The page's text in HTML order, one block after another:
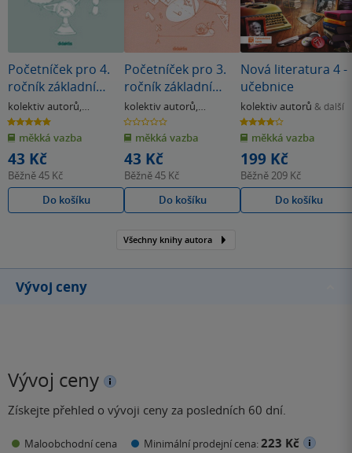
Početníček pro 4.
ročník základní
školy
kolektiv autorů
Strahlheimová J.
5.0
z
5
hvězdiček
měkká vazba
43 Kč
Běžně45 Kč
Do košíku
Početníček pro 3.
ročník základní
školy
kolektiv autorů
Kopřivová I.
0.0
z
5
hvězdiček
měkká vazba
43 Kč
Běžně45 Kč
Do košíku
Nová literatura 4 -
učebnice
kolektiv autorů & další
4.0
z
5
hvězdiček
měkká vazba
199 Kč
Běžně 209 Kč
Do košíku
Všechny knihy autora
Vývoj ceny
Vývoj ceny
Získejte přehled o vývoji ceny za posledních 60 dní.
Maloobchodní cena Minimální prodejní cena:223 Kč